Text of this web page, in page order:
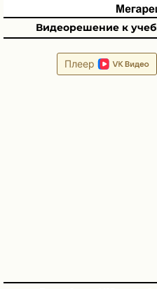
Видеорешение к
Плеер